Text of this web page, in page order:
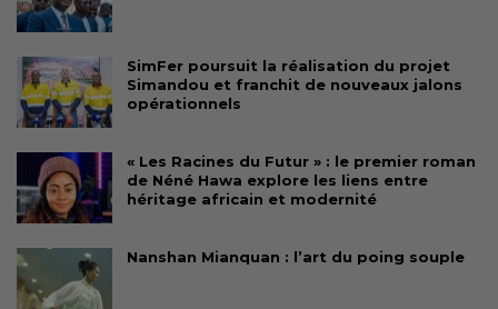
SimFer poursuit la réalisation du projet
Simandou et franchit de nouveaux jalons
opérationnels
« Les Racines du Futur » : le premier roman
de Néné Hawa explore les liens entre
héritage africain et modernité
Nanshan Mianquan : l’art du poing souple